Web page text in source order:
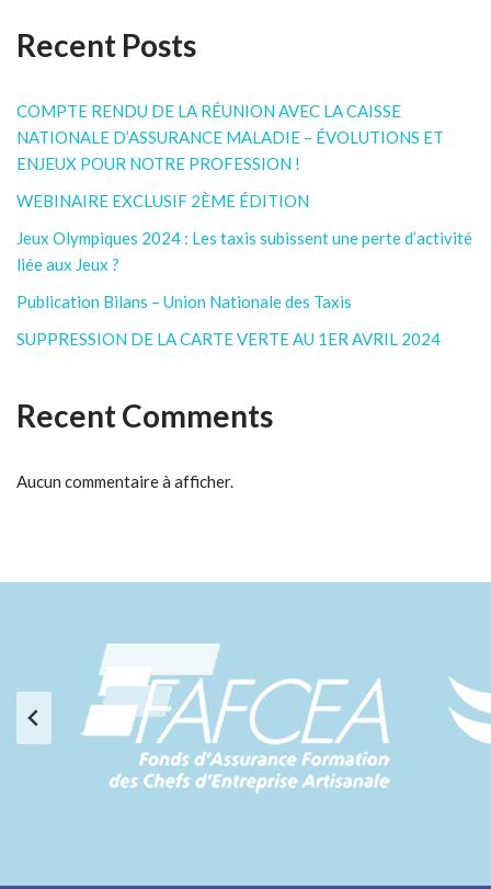
Recent Posts
COMPTE RENDU DE LA RÉUNION AVEC LA CAISSE
NATIONALE D’ASSURANCE MALADIE – ÉVOLUTIONS ET
ENJEUX POUR NOTRE PROFESSION !
WEBINAIRE EXCLUSIF 2ÈME ÉDITION
Jeux Olympiques 2024 : Les taxis subissent une perte d’activité
liée aux Jeux ?
Publication Bilans – Union Nationale des Taxis
SUPPRESSION DE LA CARTE VERTE AU 1ER AVRIL 2024
Recent Comments
Aucun commentaire à afficher.